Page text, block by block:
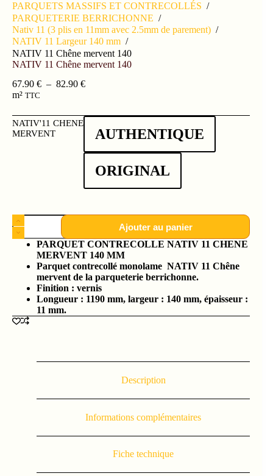
PARQUETS MASSIFS ET CONTRECOLLÉS /
PARQUETERIE BERRICHONNE /
Nativ 11 (3 plis en 11mm avec 2.5mm de parement) /
NATIV 11 Largeur 140 mm /
NATIV 11 Chêne mervent 140
NATIV 11 Chêne mervent 140
67.90 € – 82.90 €
m² TTC
NATIV'11 CHENE
MERVENT
AUTHENTIQUE
ORIGINAL
Ajouter au panier
PARQUET CONTRECOLLE NATIV 11 CHENE
MERVENT 140 MM
Parquet contrecollé monolame NATIV 11 Chêne
mervent de la parqueterie berrichonne.
Finition : vernis
Longueur : 1190 mm, largeur : 140 mm, épaisseur :
11 mm.
Description
Informations complémentaires
Fiche technique